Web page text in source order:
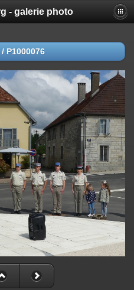
- galerie photo
/ P1000076